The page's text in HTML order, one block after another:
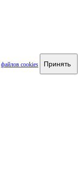
файлов cookies Принять